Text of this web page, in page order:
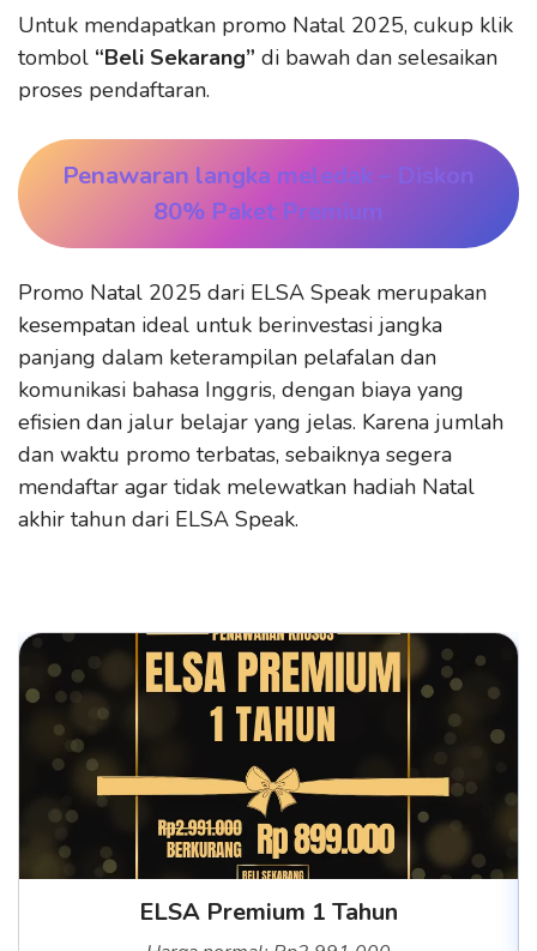
Untuk mendapatkan promo Natal 2025, cukup klik
tombol “Beli Sekarang” di bawah dan selesaikan
proses pendaftaran.
Penawaran langka meledak – Diskon
80% Paket Premium
Promo Natal 2025 dari ELSA Speak merupakan
kesempatan ideal untuk berinvestasi jangka
panjang dalam keterampilan pelafalan dan
komunikasi bahasa Inggris, dengan biaya yang
efisien dan jalur belajar yang jelas. Karena jumlah
dan waktu promo terbatas, sebaiknya segera
mendaftar agar tidak melewatkan hadiah Natal
akhir tahun dari ELSA Speak.
ELSA Premium 1 Tahun